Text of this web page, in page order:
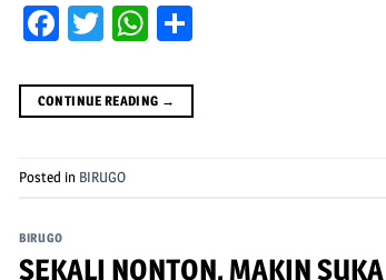
Facebook
TwitterWhatsApp
CONTINUE READING →
Posted in BIRUGO
BIRUGO
SEKALI NONTON, MAKIN